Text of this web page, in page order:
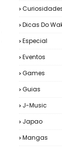
Dicas Do
Especial
Eventos
Games
Guias
J-Music
Japao
Mangas